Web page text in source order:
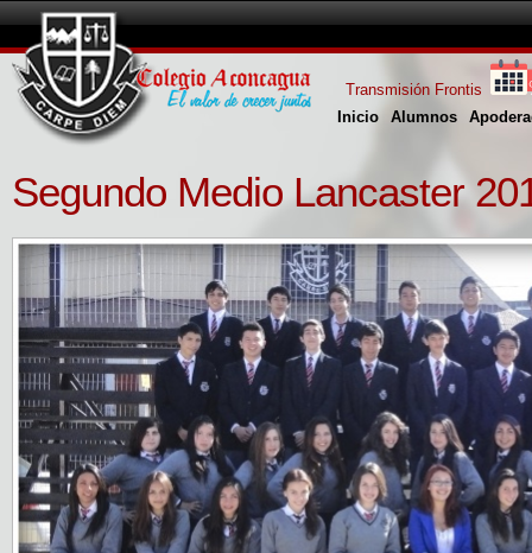
Inicio Alumnos
Transmisión Frontis
Segundo Medio Lancaster